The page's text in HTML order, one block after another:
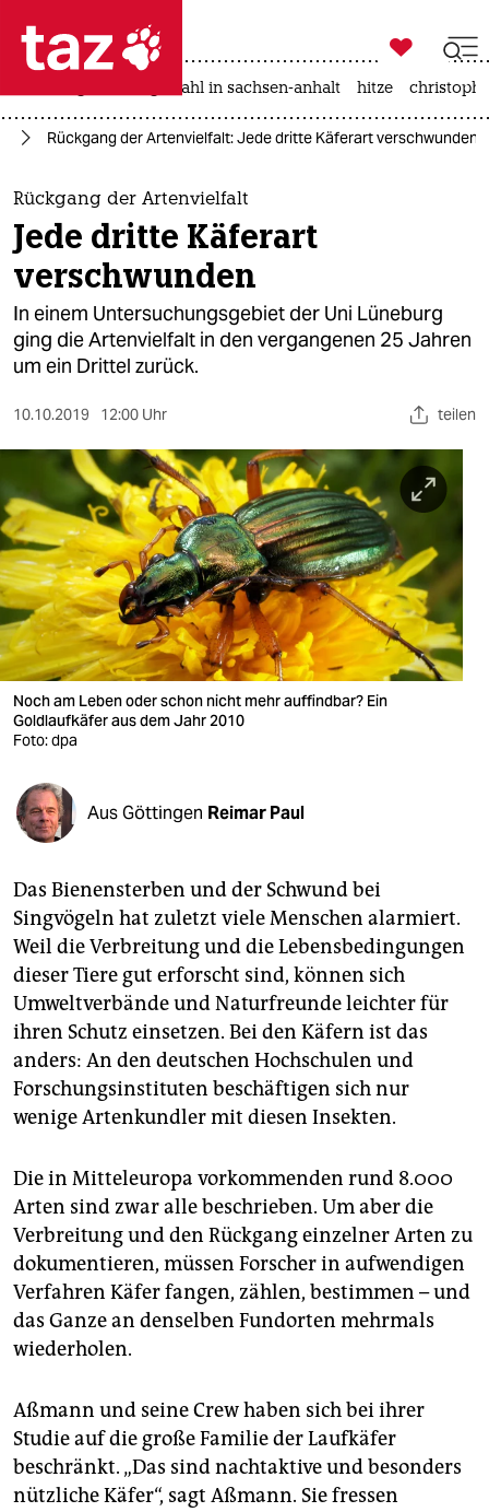
 taz zahl ich
taz zahl ich
themen
politik
öko
gesellschaft
sport
berlin
nord
wahrheit
verlag
verlag
veranstaltungen
fragen & hilfe
abo
genossenschaft
epaper login

taz zahl ich
landtagswahl in sachsen-anhalt hitze
Rückgang der Artenvielfalt: Jede dritte Käferart verschwunden
Rückgang der Artenvielfalt
Jede dritte Käferart
verschwunden
In einem Untersuchungsgebiet der Uni Lüneburg
ging die Artenvielfalt in den vergangenen 25 Jahren
um ein Drittel zurück.
10.10.2019 12:00 Uhr teilen
Noch am Leben oder schon nicht mehr auffindbar? Ein
Goldlaufkäfer aus dem Jahr 2010
Foto: dpa
Aus Göttingen Reimar Paul
Das Bienensterben und der Schwund bei
Singvögeln hat zuletzt viele Menschen alarmiert.
Weil die Verbreitung und die Lebensbedingungen
dieser Tiere gut erforscht sind, können sich
Umweltverbände und Naturfreunde leichter für
ihren Schutz einsetzen. Bei den Käfern ist das
anders: An den deutschen Hochschulen und
Forschungsinstituten beschäftigen sich nur
wenige Artenkundler mit diesen Insekten.
Die in Mitteleuropa vorkommenden rund 8.000
Arten sind zwar alle beschrieben. Um aber die
Verbreitung und den Rückgang einzelner Arten zu
dokumentieren, müssen Forscher in aufwendigen
Verfahren Käfer fangen, zählen, bestimmen – und
das Ganze an denselben Fundorten mehrmals
wiederholen.
Aßmann und seine Crew haben sich bei ihrer
Studie auf die große Familie der Laufkäfer
beschränkt. „Das sind nachtaktive und besonders
nützliche Käfer“, sagt Aßmann. Sie fressen